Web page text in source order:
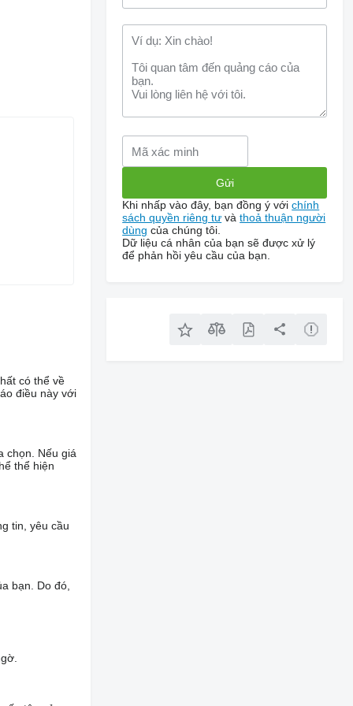
có thể về
điều này với
chọn. Nếu giá
thể hiện
tin, yêu cầu
bạn. Do đó,
Khi nhấp vào đây, bạn đồng ý vớichính
sách quyền riêng tư vàthoả thuận người
dùng của chúng tôi.
Dữ liệu cá nhân của bạn sẽ được xử lý
để phản hồi yêu cầu của bạn.